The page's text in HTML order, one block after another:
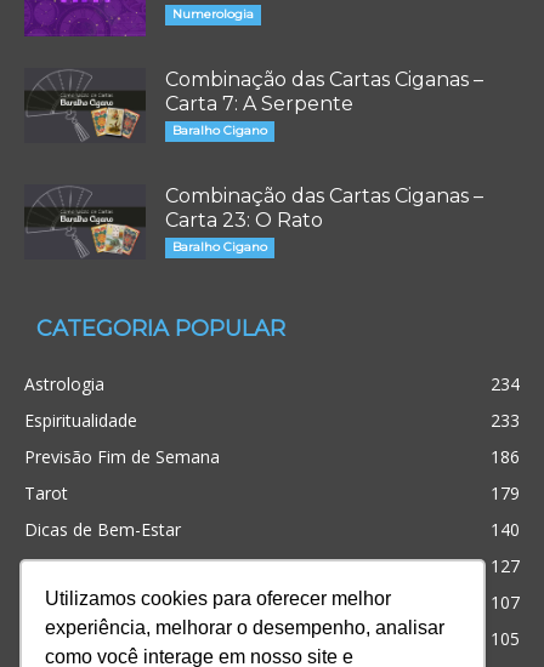
Utilizamos cookies para oferecer melhor
experiência, melhorar o desempenho, analisar
como você interage em nosso site e
Numerologia
Combinação das Cartas Ciganas –
Carta 7: A Serpente
Baralho Cigano
Combinação das Cartas Ciganas –
Carta 23: O Rato
Baralho Cigano
CATEGORIA POPULAR
Astrologia
234
Espiritualidade
233
Previsão Fim de Semana
186
Tarot
179
Dicas de Bem-Estar
140
Cristianismo
127
Simpatias
107
Significado dos sonhos
105